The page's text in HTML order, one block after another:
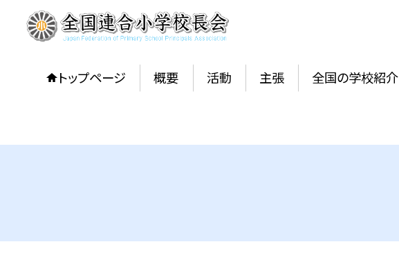
トップページ 概要 活動 主張 全国の学校紹介